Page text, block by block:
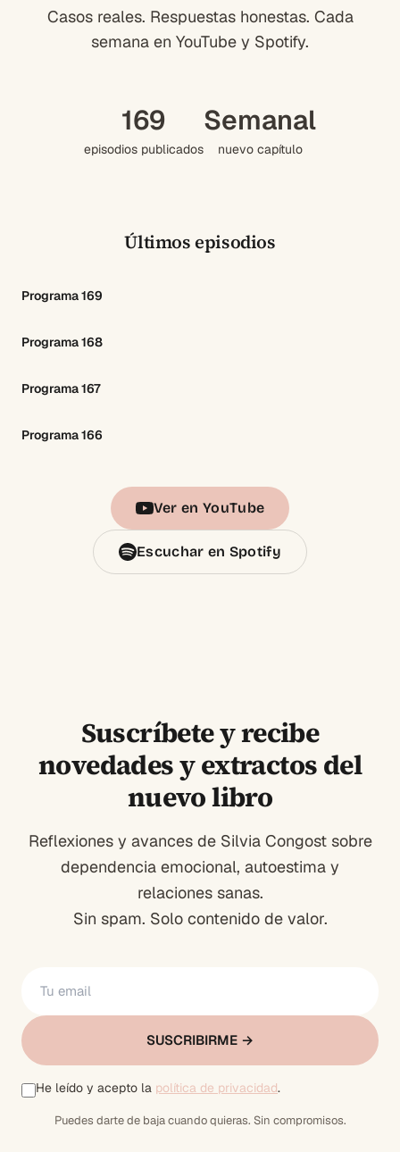
Casos reales. Respuestas honestas. Cada
semana en YouTube y Spotify.
169
episodios publicados
Semanal
nuevo capítulo
Últimos episodios
Programa 169
Programa 168
Programa 167
Programa 166
Ver en YouTube
Escuchar en Spotify
Suscríbete y recibe
novedades y extractos del
nuevo libro
Reflexiones y avances de Silvia Congost sobre
dependencia emocional, autoestima y
relaciones sanas.
Sin spam. Solo contenido de valor.
SUSCRIBIRME →
He leído y acepto la política de privacidad.
Puedes darte de baja cuando quieras. Sin compromisos.